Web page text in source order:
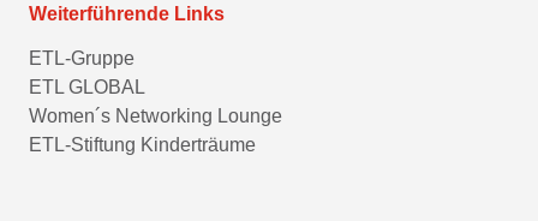
Weiterführende Links
ETL-Gruppe
ETL GLOBAL
Women´s Networking Lounge
ETL-Stiftung Kinderträume